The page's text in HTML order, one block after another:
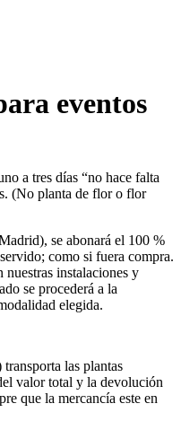
eventos
a tres días “no hace falta
(No planta de flor o flor
se abonará el 100 %
como si fuera compra.
nuestras instalaciones y
se procederá a la
elegida.
las plantas
valor total y la devolución
que la mercancía este en